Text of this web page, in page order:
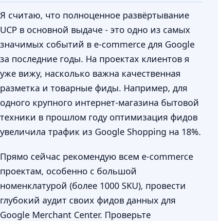
Я считаю, что полноценное развёртывание
UCP в основной выдаче - это одно из самых
значимых событий в e-commerce для Google
за последние годы. На проектах клиентов я
уже вижу, насколько важна качественная
разметка и товарные фиды. Например, для
одного крупного интернет-магазина бытовой
техники в прошлом году оптимизация фидов
увеличила трафик из Google Shopping на 18%.
Прямо сейчас рекомендую всем e-commerce
проектам, особенно с большой
номенклатурой (более 1000 SKU), провести
глубокий аудит своих фидов данных для
Google Merchant Center. Проверьте